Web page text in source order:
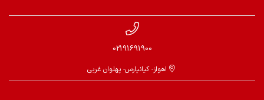
02191691900
اهواز- کیانپارس- پهلوان غربی